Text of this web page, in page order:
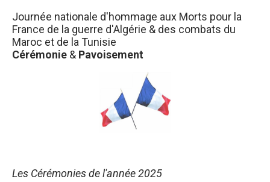
Journée nationale d'hommage aux Morts pour la
France de la guerre d'Algérie & des combats du
Maroc et de la Tunisie
Cérémonie & Pavoisement
Les Cérémonies de l'année 2025